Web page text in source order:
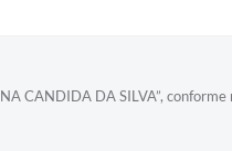
CANDIDA DA SILVA”,